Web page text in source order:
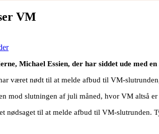
VM
Michael Essien, der har siddet ude med
været nødt til at melde afbud til VM-
mod slutningen af juli måned, hvor VM altså er
nødsaget til at melde afbud til VM-slutrunden.